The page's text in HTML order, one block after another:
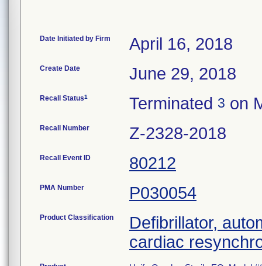
Date Initiated by Firm April 16, 2018
Create Date June 29, 2018
Recall Status1 Terminated 3 on
Recall Number Z-2328-2018
Recall Event ID 80212
PMA Number P030054
Product Classification
Defibrillator,
cardiac